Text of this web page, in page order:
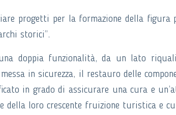
progetti per la formazione della figura
storici”.
doppia funzionalità, da un lato
in sicurezza, il restauro delle
in grado di assicurare una cura e
della loro crescente fruizione turistica e